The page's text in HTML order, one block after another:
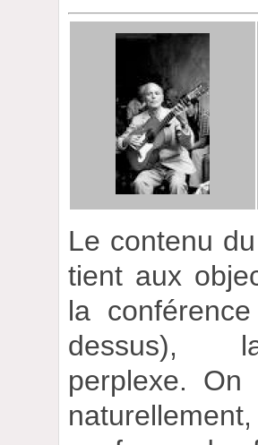
Le contenu
tient aux
la
dessus),
perplexe. On